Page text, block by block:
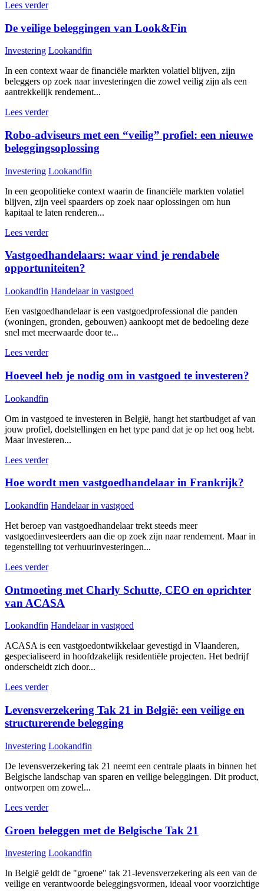
Lees verder
De veilige beleggingen van Look&Fin
Investering Lookandfin
In een context waar de financiële markten volatiel blijven, zijn
beleggers op zoek naar investeringen die zowel veilig zijn als een
aantrekkelijk rendement...
Lees verder
Robo-adviseurs met een “veilig” profiel: een nieuwe
beleggingsoplossing
Investering Lookandfin
In een geopolitieke context waarin de financiële markten volatiel
blijven, zijn veel spaarders op zoek naar oplossingen om hun
kapitaal te laten renderen...
Lees verder
Vastgoedhandelaars: waar vind je rendabele
opportuniteiten?
Lookandfin Handelaar in vastgoed
Een vastgoedhandelaar is een vastgoedprofessional die panden
(woningen, gronden, gebouwen) aankoopt met de bedoeling deze
snel met meerwaarde door te...
Lees verder
Hoeveel heb je nodig om in vastgoed te investeren?
Lookandfin
Om in vastgoed te investeren in België, hangt het startbudget af van
jouw profiel, doelstellingen en het type pand dat je op het oog hebt.
Maar investeren...
Lees verder
Hoe wordt men vastgoedhandelaar in Frankrijk?
Lookandfin Handelaar in vastgoed
Het beroep van vastgoedhandelaar trekt steeds meer
vastgoedinvesteerders aan die op zoek zijn naar rendement. Maar in
tegenstelling tot verhuurinvesteringen...
Lees verder
Ontmoeting met Charly Schutte, CEO en oprichter
van ACASA
Lookandfin Handelaar in vastgoed
ACASA is een vastgoedontwikkelaar gevestigd in Vlaanderen,
gespecialiseerd in hoofdzakelijk residentiële projecten. Het bedrijf
onderscheidt zich door...
Lees verder
Levensverzekering Tak 21 in België: een veilige en
structurerende belegging
Investering Lookandfin
De levensverzekering tak 21 neemt een centrale plaats in binnen het
Belgische landschap van sparen en veilige beleggingen. Dit product,
ontworpen om zowel...
Lees verder
Groen beleggen met de Belgische Tak 21
Investering Lookandfin
In België geldt de "groene" tak 21-levensverzekering als een van de
veilige en verantwoorde beleggingsvormen, ideaal voor voorzichtige